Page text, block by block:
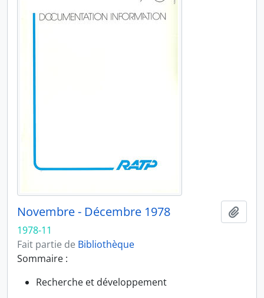
Novembre - Décembre 1978
1978-11
Fait partie de Bibliothèque
Sommaire :
Recherche et développement